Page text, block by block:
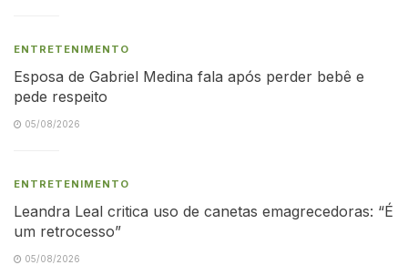
ENTRETENIMENTO
Esposa de Gabriel Medina fala após perder bebê e
pede respeito
05/08/2026
ENTRETENIMENTO
Leandra Leal critica uso de canetas emagrecedoras: “É
um retrocesso”
05/08/2026